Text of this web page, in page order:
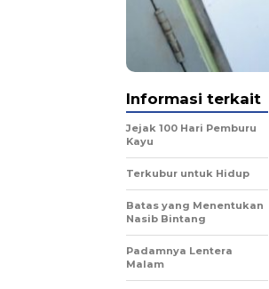
Informasi terkait
Jejak 100 Hari Pemburu
Kayu
Terkubur untuk Hidup
Batas yang Menentukan
Nasib Bintang
Padamnya Lentera
Malam